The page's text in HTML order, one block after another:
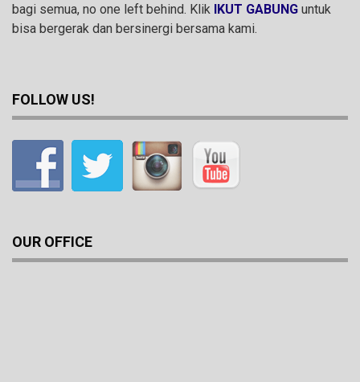
bagi semua, no one left behind. Klik IKUT GABUNG untuk
bisa bergerak dan bersinergi bersama kami.
FOLLOW US!
OUR OFFICE